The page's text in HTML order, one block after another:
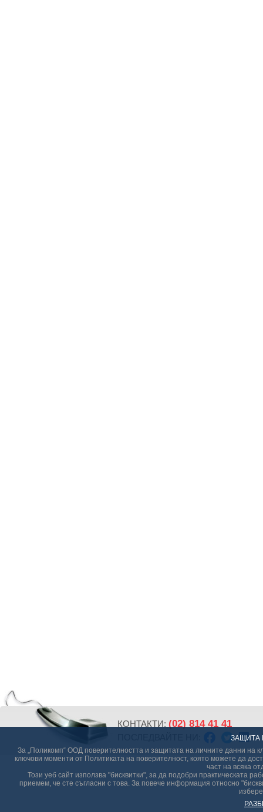
ЗАЩИТА
За „Поликомп“ ООД поверителността и защитата на личните данни на
ключови моменти от Политиката на поверителност, която можете да
част на всяка
Този уеб сайт използва "бисквитки", за да подобри практическата
приемем, че сте съгласни с това. За повече информация относно
КОНТАКТИ: (02) 814 41 41